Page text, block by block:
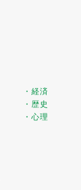
・経済
・歴史
・心理